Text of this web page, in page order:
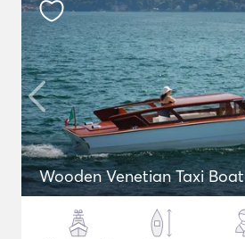
Wooden Venetian Taxi Boat